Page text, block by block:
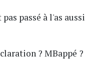
passé à l'as aussi
? MBappé ?